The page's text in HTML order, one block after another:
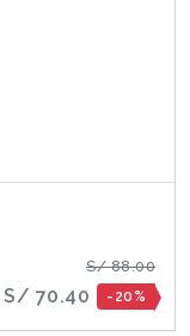
S/ 88.00
S/ 70.40 -20%